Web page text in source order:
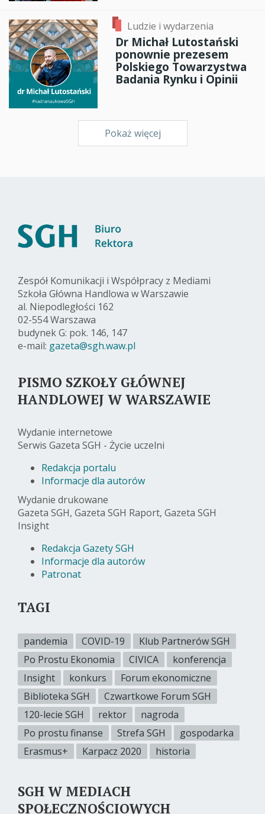
Ludzie i wydarzenia
Dr Michał Lutostański
ponownie prezesem
Polskiego Towarzystwa
Badania Rynku i Opinii
Pokaż więcej
Zespół Komunikacji i Współpracy z Mediami
Szkoła Główna Handlowa w Warszawie
al. Niepodległości 162
02-554 Warszawa
budynek G: pok. 146, 147
e-mail: gazeta@sgh.waw.pl
PISMO SZKOŁY GŁÓWNEJ
HANDLOWEJ W WARSZAWIE
Wydanie internetowe
Serwis Gazeta SGH - Życie uczelni
Redakcja portalu
Informacje dla autorów
Wydanie drukowane
Gazeta SGH, Gazeta SGH Raport, Gazeta SGH
Insight
Redakcja Gazety SGH
Informacje dla autorów
Patronat
TAGI
pandemia COVID-19
Klub Partnerów SGH
Po Prostu Ekonomia
CIVICA
konferencja
Insight
konkurs
Forum ekonomiczne
Biblioteka SGH
Czwartkowe Forum SGH
120-lecie SGH
rektor
nagroda
Po prostu finanse
Strefa SGH
gospodarka
Erasmus+
Karpacz 2020 historia
SGH W MEDIACH
SPOŁECZNOŚCIOWYCH